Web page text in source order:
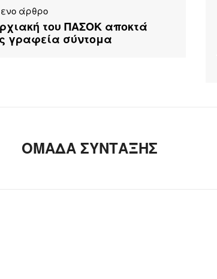
άρθρο
του ΠΑΣΟΚ αποκτά
γραφεία σύντομα
ΟΜΑΔΑ ΣΥΝΤΑΞΗΣ